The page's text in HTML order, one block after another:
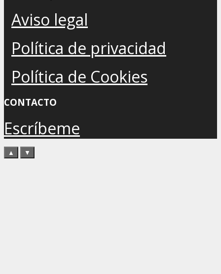
Aviso legal
Política de privacidad
Política de Cookies
CONTACTO
Escríbeme
▲ ▼